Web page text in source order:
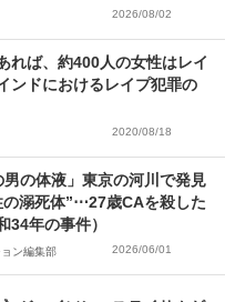
2026/08/02
れば、約400人の女性はレイ
ドにおけるレイプ犯罪の
2020/08/18
男の体液」東京の河川で発見
の溺死体”⋯27歳CAを殺した
34年の事件）
ン編集部 2026/06/01